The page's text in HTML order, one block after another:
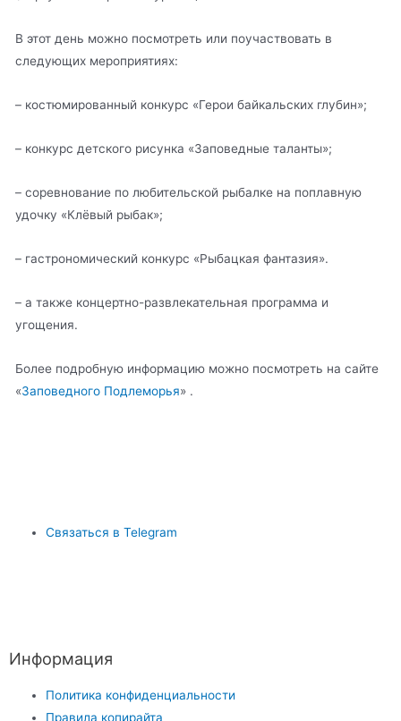
В этот день можно посмотреть или поучаствовать в
следующих мероприятиях:
– костюмированный конкурс «Герои байкальских глубин»;
– конкурс детского рисунка «Заповедные таланты»;
– соревнование по любительской рыбалке на поплавную
удочку «Клёвый рыбак»;
– гастрономический конкурс «Рыбацкая фантазия».
– а также концертно-развлекательная программа и
угощения.
Более подробную информацию можно посмотреть на сайте
«Заповедного Подлеморья» .
Связаться в Telegram
Информация
Политика конфиденциальности
Правила копирайта